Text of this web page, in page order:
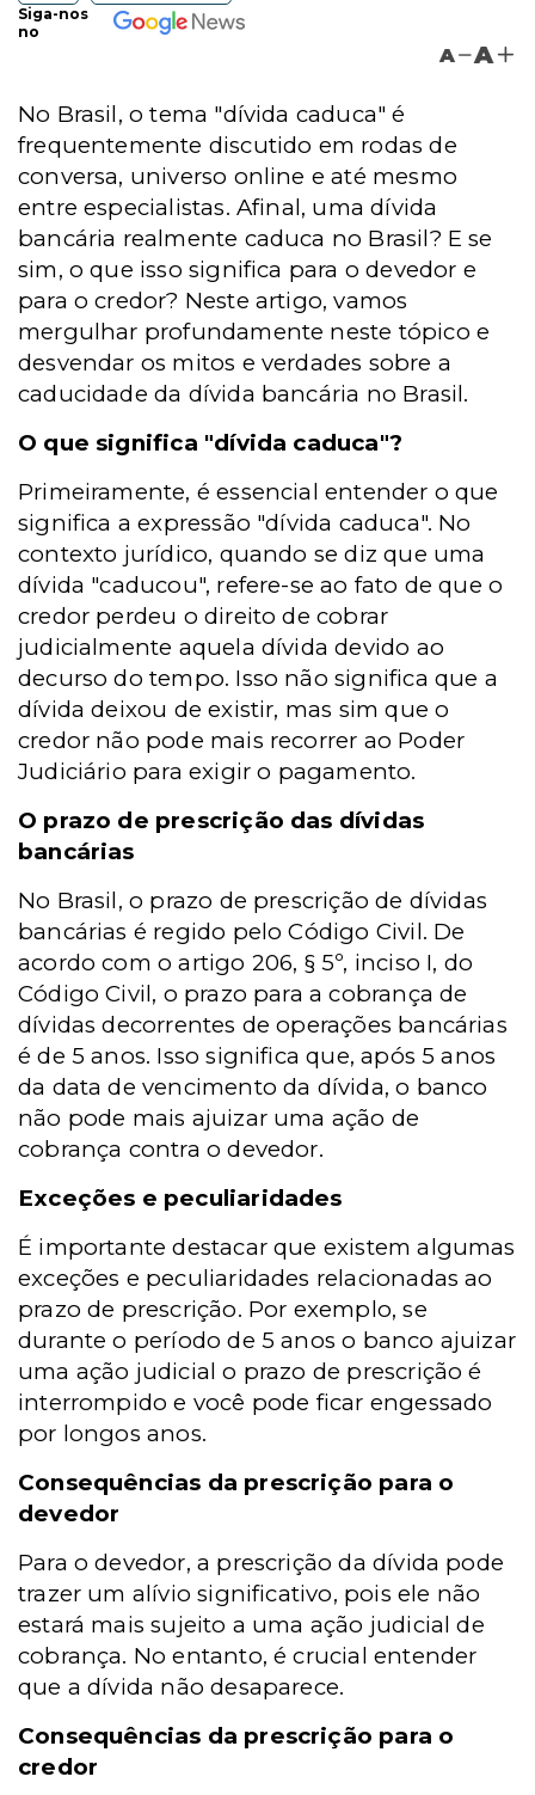
Siga-nos
no
A A
No Brasil, o tema "dívida caduca" é
frequentemente discutido em rodas de
conversa, universo online e até mesmo
entre especialistas. Afinal, uma dívida
bancária realmente caduca no Brasil? E se
sim, o que isso significa para o devedor e
para o credor? Neste artigo, vamos
mergulhar profundamente neste tópico e
desvendar os mitos e verdades sobre a
caducidade da dívida bancária no Brasil.
O que significa "dívida caduca"?
Primeiramente, é essencial entender o que
significa a expressão "dívida caduca". No
contexto jurídico, quando se diz que uma
dívida "caducou", refere-se ao fato de que o
credor perdeu o direito de cobrar
judicialmente aquela dívida devido ao
decurso do tempo. Isso não significa que a
dívida deixou de existir, mas sim que o
credor não pode mais recorrer ao Poder
Judiciário para exigir o pagamento.
O prazo de prescrição das dívidas
bancárias
No Brasil, o prazo de prescrição de dívidas
bancárias é regido pelo Código Civil. De
acordo com o artigo 206, § 5º, inciso I, do
Código Civil, o prazo para a cobrança de
dívidas decorrentes de operações bancárias
é de 5 anos. Isso significa que, após 5 anos
da data de vencimento da dívida, o banco
não pode mais ajuizar uma ação de
cobrança contra o devedor.
Exceções e peculiaridades
É importante destacar que existem algumas
exceções e peculiaridades relacionadas ao
prazo de prescrição. Por exemplo, se
durante o período de 5 anos o banco ajuizar
uma ação judicial o prazo de prescrição é
interrompido e você pode ficar engessado
por longos anos.
Consequências da prescrição para o
devedor
Para o devedor, a prescrição da dívida pode
trazer um alívio significativo, pois ele não
estará mais sujeito a uma ação judicial de
cobrança. No entanto, é crucial entender
que a dívida não desaparece.
Consequências da prescrição para o
credor